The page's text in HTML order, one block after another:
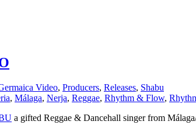
Video, Producers, Releases, Shabu
, Málaga, Nerja, Reggae, Rhythm & Flow,
a gifted Reggae & Dancehall singer from